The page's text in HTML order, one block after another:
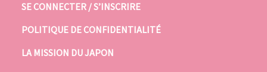
SE CONNECTER / S’INSCRIRE
POLITIQUE DE CONFIDENTIALITÉ
LA MISSION DU JAPON